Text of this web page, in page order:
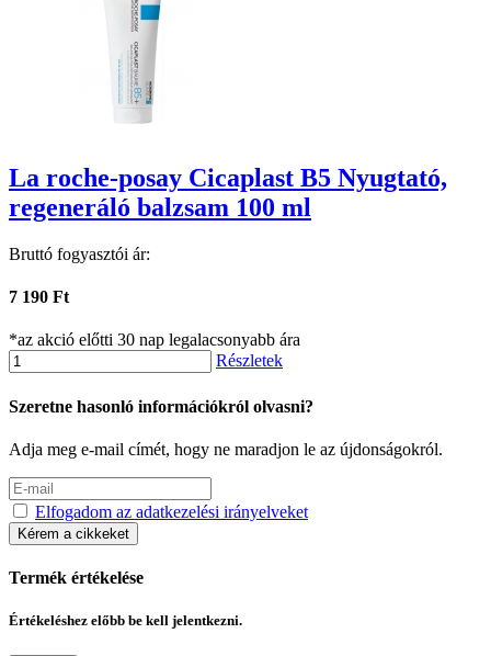
La roche-posay Cicaplast B5 Nyugtató,
regeneráló balzsam 100 ml
Bruttó fogyasztói ár:
7 190 Ft
*az akció előtti 30 nap legalacsonyabb ára
Részletek
Szeretne hasonló információkról olvasni?
Adja meg e-mail címét, hogy ne maradjon le az újdonságokról.
Elfogadom az adatkezelési irányelveket
Kérem a cikkeket
Termék értékelése
Értékeléshez előbb be kell jelentkezni.